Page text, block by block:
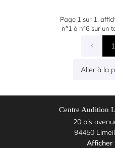
Page 1 sur 1,
n°1 à n°6 sur un
1
Aller à la
Centre Audition
20 bis
94450
Afficher